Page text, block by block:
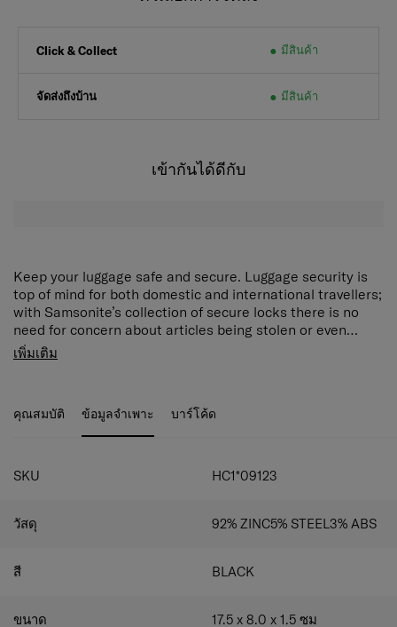
Click & Collect มีสินค้า
จัดส่งถึงบ้าน มีสินค้า
เข้ากันได้ดีกับ
Keep your luggage safe and secure. Luggage security is
top of mind for both domestic and international travellers;
with Samsonite’s collection of secure locks there is no
need for concern about articles being stolen or even
unwanted items being put into luggage.
เพิ่มเติม
คุณสมบัติ ข้อมูลจำเพาะ บาร์โค้ด
SKU HC1*09123
วัสดุ 92% ZINC5% STEEL3% ABS
สี BLACK
ขนาด 17.5 x 8.0 x 1.5 ซม